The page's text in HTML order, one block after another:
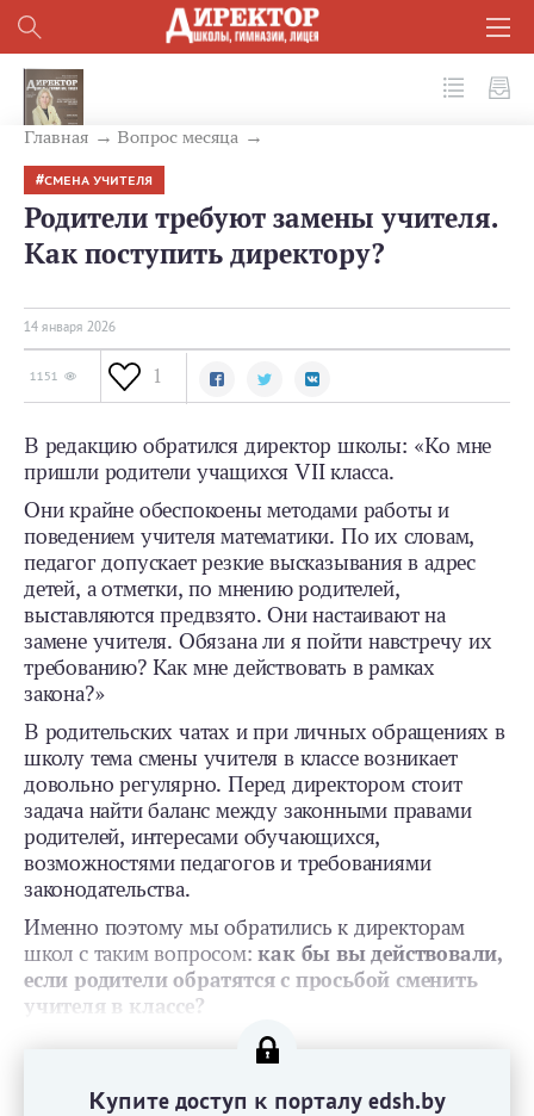
Главная Вопрос месяца
СМЕНА УЧИТЕЛЯ
Родители требуют замены учителя.
Как поступить директору?
14 января 2026
1151 1
В редакцию обратился директор школы: «Ко мне
пришли родители учащихся VII класса.
Они крайне обеспокоены методами работы и
поведением учителя математики. По их словам,
педагог допускает резкие высказывания в адрес
детей, а отметки, по мнению родителей,
выставляются предвзято. Они настаивают на
замене учителя. Обязана ли я пойти навстречу их
требованию? Как мне действовать в рамках
закона?»
В родительских чатах и при личных обращениях в
школу тема смены учителя в классе возникает
довольно регулярно. Перед директором стоит
задача найти баланс между законными правами
родителей, интересами обучающихся,
возможностями педагогов и требованиями
законодательства.
Именно поэтому мы обратились к директорам
школ с таким вопросом:как бы вы действовали,
если родители обратятся с просьбой сменить
учителя в классе?
Купите доступ к порталу edsh.by